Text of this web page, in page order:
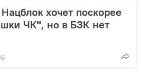
хочет поскорее
ЧК", но в БЗК нет